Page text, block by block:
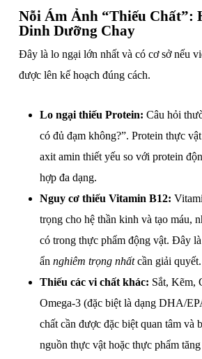
Nỗi Ám Ảnh “Thiếu Chất”:
Dinh Dưỡng Chay
Đây là lo ngại lớn nhất và có cơ sở nếu
được lên kế hoạch đúng cách.
Lo ngại thiếu Protein: Câu hỏi
có đủ đạm không?”. Protein thực
axit amin thiết yếu so với protein
hợp đa dạng.
Nguy cơ thiếu Vitamin B12:
trọng cho hệ thần kinh và tạo máu,
có trong thực phẩm động vật. Đây
ẩn nghiêm trọng nhấtcần giải quyết.
Thiếu các vi chất khác: Sắt, Kẽm,
Omega-3 (đặc biệt là dạng DHA/
chất cần được đặc biệt quan tâm và
nguồn thực vật hoặc thực phẩm